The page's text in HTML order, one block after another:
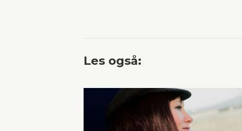
Les også: